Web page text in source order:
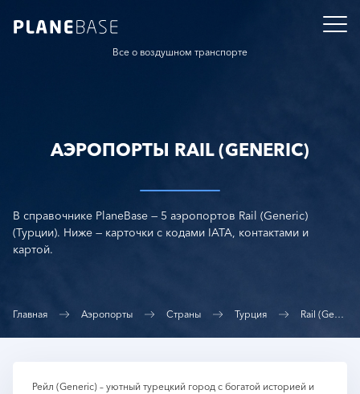
Все о воздушном транспорте
АЭРОПОРТЫ RAIL (GENERIC)
В справочнике PlaneBase — 5 аэропортов Rail (Generic)
(Турции). Ниже — карточки с кодами IATA, контактами и
картой.
Главная Аэропорты Страны Турция Rail (Generic)
Рейл (Generic) – уютный турецкий город с богатой историей и